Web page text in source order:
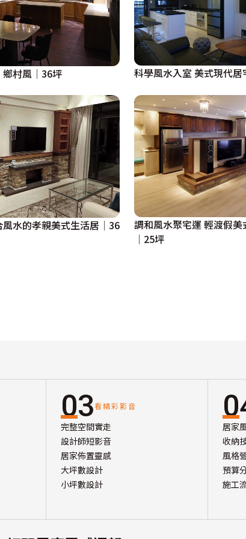
村風│36坪 科學風水入室 美式現代居
風水的孝親美式生活居│36
調和風水聚宅運 輕渡假美
│25坪
03看精彩影音
完整空間實走
設計師短影音
居家佈置靈感
大坪數設計
小坪數設計
居家
收納
風格
預算
施工